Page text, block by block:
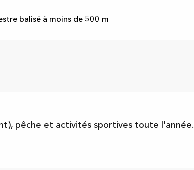
balisé à moins de 500 m
pêche et activités sportives toute l'année.